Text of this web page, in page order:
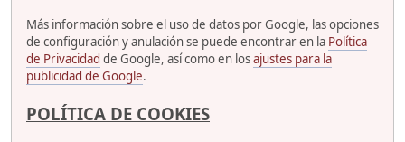
Más información sobre el uso de datos por Google, las opciones
de configuración y anulación se puede encontrar en la Política
de Privacidad de Google, así como en losajustes para la
publicidad de Google.
POLÍTICA DE COOKIES